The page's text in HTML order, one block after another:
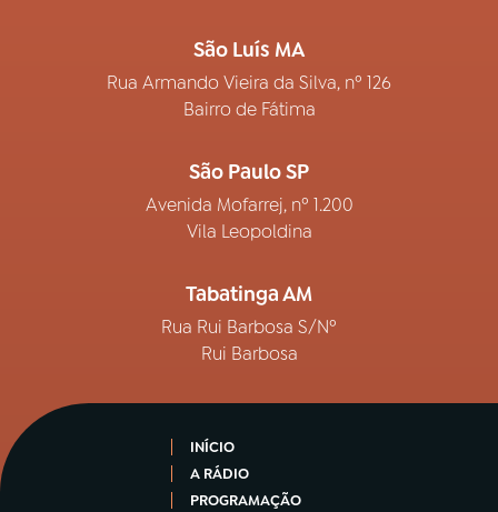
São Luís MA
Rua Armando Vieira da Silva, nº 126
Bairro de Fátima
São Paulo SP
Avenida Mofarrej, nº 1.200
Vila Leopoldina
Tabatinga AM
Rua Rui Barbosa S/Nº
Rui Barbosa
INÍCIO
A RÁDIO
PROGRAMAÇÃO